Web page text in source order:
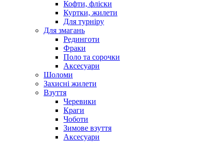
Кофти, фліски
Куртки, жилети
Для турніру
Для змагань
Рединготи
Фраки
Поло та сорочки
Аксесуари
Шоломи
Захисні жилети
Взуття
Черевики
Краги
Чоботи
Зимове взуття
Аксесуари